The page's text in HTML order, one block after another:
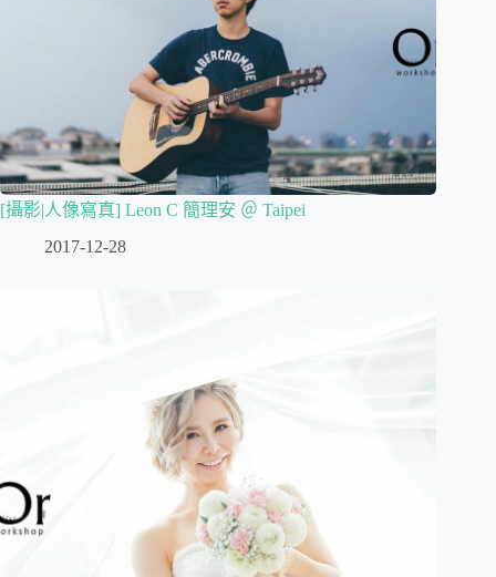
[攝影|人像寫真] Leon C 簡理安 ＠ Taipei
2017-12-28